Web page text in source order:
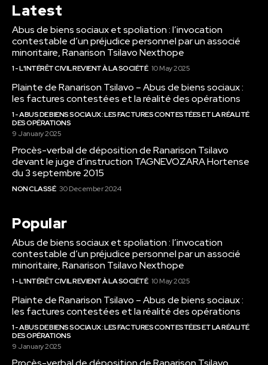
Latest
Abus de biens sociaux et spoliation : l’invocation
contestable d’un préjudice personnel par un associé
minoritaire, Ranarison Tsilavo Nexthope
1 - L'INTÉRÊT CIVIL REVIENT À LA SOCIÉTÉ 10 May 2025
Plainte de Ranarison Tsilavo – Abus de biens sociaux :
les factures contestées et la réalité des opérations
1 - ABUS DE BIENS SOCIAUX : LES FACTURES CONTESTÉES ET LA RÉALITÉ
DES OPÉRATIONS
9 January 2025
Procès-verbal de déposition de Ranarison Tsilavo
devant le juge d’instruction TAGNEVOZARA Hortense
du 3 septembre 2015
NON CLASSÉ 30 December 2024
Popular
Abus de biens sociaux et spoliation : l’invocation
contestable d’un préjudice personnel par un associé
minoritaire, Ranarison Tsilavo Nexthope
1 - L'INTÉRÊT CIVIL REVIENT À LA SOCIÉTÉ 10 May 2025
Plainte de Ranarison Tsilavo – Abus de biens sociaux :
les factures contestées et la réalité des opérations
1 - ABUS DE BIENS SOCIAUX : LES FACTURES CONTESTÉES ET LA RÉALITÉ
DES OPÉRATIONS
9 January 2025